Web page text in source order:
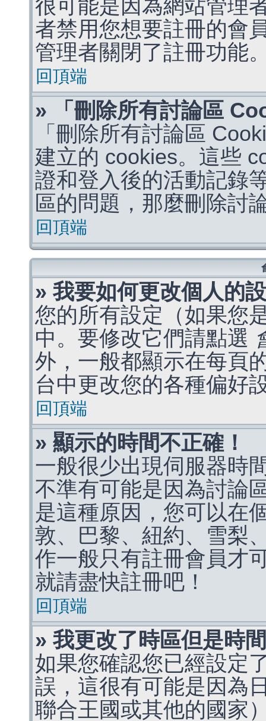
很可能是因為網站管理
者禁用您想要註冊的會
管理者關閉了註冊功能
回頂端
» 「刪除所有討論區
「刪除所有討論區
建立的 cookies。這些
證和登入後的活動記錄
區的問題，那麼刪除討
回頂端
» 我要如何更改個人的
您的所有設定（如果您
中。要修改它們請點選
外，一般都顯示在每頁
台中更改您的各種偏好
回頂端
» 顯示的時間不正確！
一般很少出現伺服器時
不準有可能是因為討論
是這種原因，您可以在
敦、巴黎、紐約、雪梨
作一般只有註冊會員才
就請盡快註冊吧！
回頂端
» 我更改了時區但是時
如果您確認您已經設定
誤，這很有可能是因為
聯合王國或其他的國家